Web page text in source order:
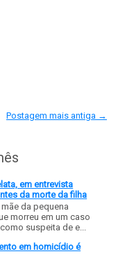
Postagem mais antiga →
em entrevista
da morte da filha
da pequena
morreu em um caso
suspeita de e...
em homicídio é